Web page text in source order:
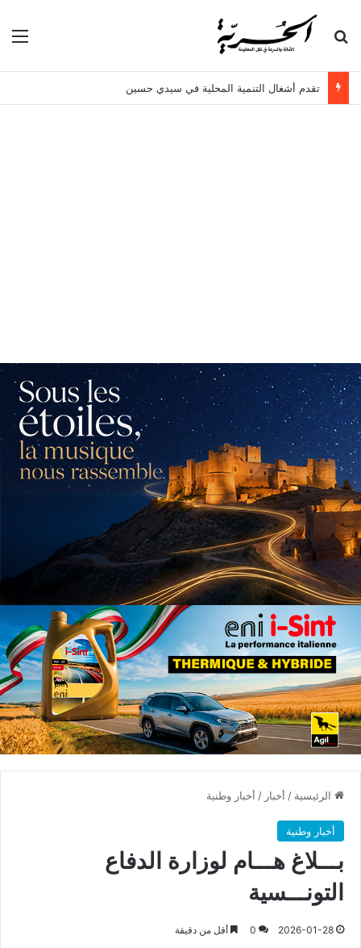
بحث عن
تقدم أشغال التنمية المحلية في سيدي حسين
الرئيسية / أخبار / أخبار وطنية
أخبار وطنية
بـــلاغ هـــام لوزارة الدفاع
التونـــسية
2026-01-28
0 أقل من دقيقة